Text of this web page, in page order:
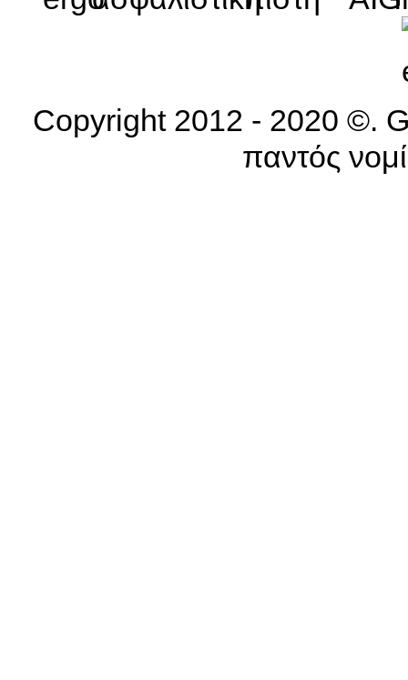
Copyright 2012 - 2020 ©.
παντός